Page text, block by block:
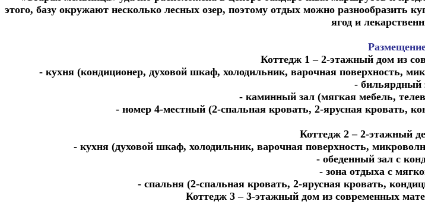
этого, базу окружают несколько лесных озер, поэтому отдых можно разнообразить
ягод и
Коттедж 1 – 2-этажный дом из
- кухня (кондиционер, духовой шкаф, холодильник, варочная поверхность,
- бильярдный
- каминный зал (мягкая мебель,
- номер 4-местный (2-спальная кровать, 2-ярусная кровать,
Коттедж 2 – 2-этажный
- кухня (духовой шкаф, холодильник, варочная поверхность,
- обеденный зал с
- зона отдыха с
- спальня (2-спальная кровать, 2-ярусная кровать,
Коттедж 3 – 3-этажный дом из современных